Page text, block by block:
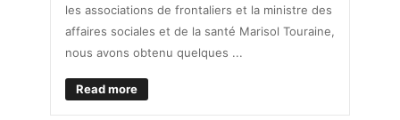
les associations de frontaliers et la ministre des
affaires sociales et de la santé Marisol Touraine,
nous avons obtenu quelques ...
Read more